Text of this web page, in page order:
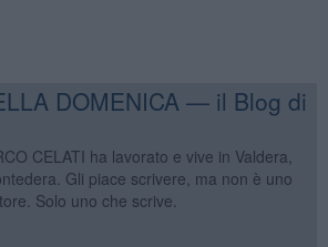
DOMENICA — il Blog di
CELATI ha lavorato e vive in Valdera,
Gli piace scrivere, ma non è uno
Solo uno che scrive.